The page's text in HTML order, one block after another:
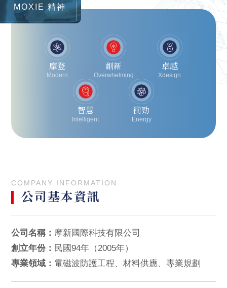
MOXIE 精神
摩登
Modern
創新
Overwhelming
卓越
Xdesign
智慧
Intelligent
衝勁
Energy
COMPANY INFORMATION
公司基本資訊
公司名稱： 摩新國際科技有限公司
創立年份： 民國94年（2005年）
專業領域： 電磁波防護工程、材料供應、專業規劃